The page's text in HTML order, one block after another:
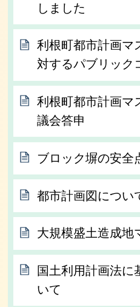
しました
利根町都市計画マ
対するパブリック
利根町都市計画マ
議会答申
ブロック塀の安全
都市計画図につい
大規模盛土造成地
国土利用計画法に
いて